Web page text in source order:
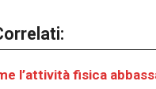
l’attività fisica